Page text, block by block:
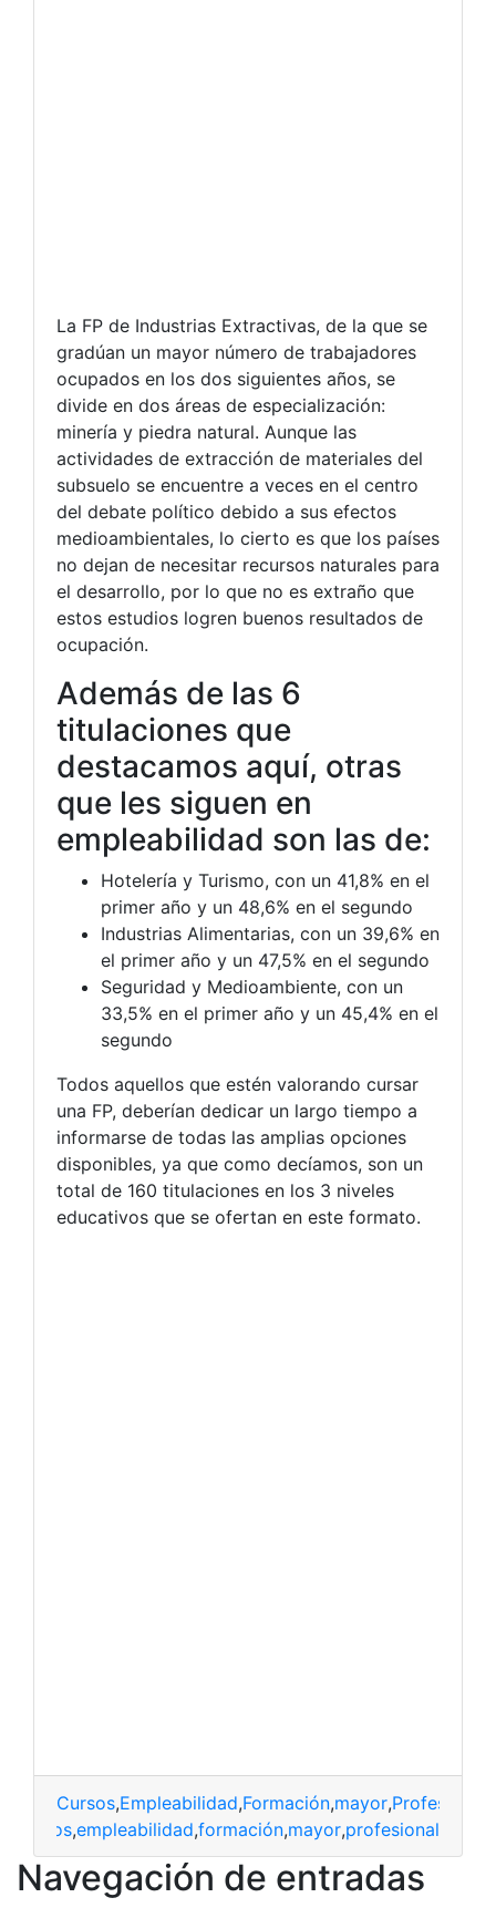
La FP de Industrias Extractivas, de la que se
gradúan un mayor número de trabajadores
ocupados en los dos siguientes años, se
divide en dos áreas de especialización:
minería y piedra natural. Aunque las
actividades de extracción de materiales del
subsuelo se encuentre a veces en el centro
del debate político debido a sus efectos
medioambientales, lo cierto es que los países
no dejan de necesitar recursos naturales para
el desarrollo, por lo que no es extraño que
estos estudios logren buenos resultados de
ocupación.
Además de las 6
titulaciones que
destacamos aquí, otras
que les siguen en
empleabilidad son las de:
Hotelería y Turismo, con un 41,8% en el
primer año y un 48,6% en el segundo
Industrias Alimentarias, con un 39,6% en
el primer año y un 47,5% en el segundo
Seguridad y Medioambiente, con un
33,5% en el primer año y un 45,4% en el
segundo
Todos aquellos que estén valorando cursar
una FP, deberían dedicar un largo tiempo a
informarse de todas las amplias opciones
disponibles, ya que como decíamos, son un
total de 160 titulaciones en los 3 niveles
educativos que se ofertan en este formato.
Cursos,Empleabilidad,Formación,mayor,Profesional
Cursos,empleabilidad,formación,mayor,profesional
Navegación de entradas